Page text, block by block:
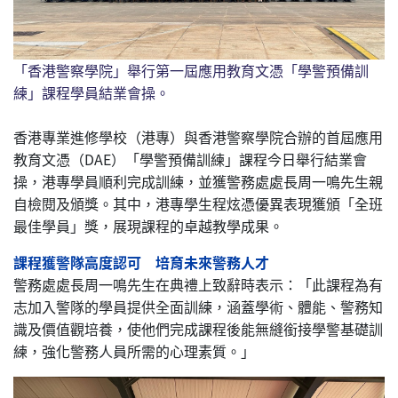
「香港警察學院」舉行第一屆應用教育文憑「學警預備訓
練」課程學員結業會操。
香港專業進修學校（港專）與香港警察學院合辦的首屆應用
教育文憑（DAE）「學警預備訓練」課程今日舉行結業會
操，港專學員順利完成訓練，並獲警務處處長周一鳴先生親
自檢閱及頒獎。其中，港專學生程炫憑優異表現獲頒「全班
最佳學員」獎，展現課程的卓越教學成果。
課程獲警隊高度認可 培育未來警務人才
警務處處長周一鳴先生在典禮上致辭時表示：「此課程為有
志加入警隊的學員提供全面訓練，涵蓋學術、體能、警務知
識及價值觀培養，使他們完成課程後能無縫銜接學警基礎訓
練，強化警務人員所需的心理素質。」